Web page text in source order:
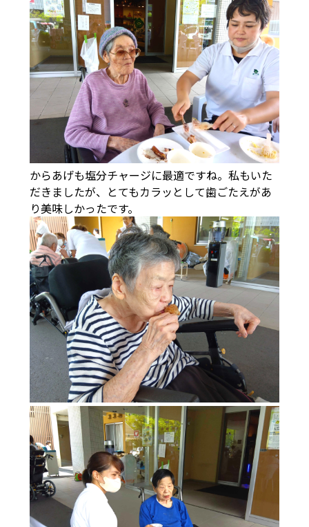
からあげも塩分チャージに最適ですね。私もいた
だきましたが、とてもカラッとして歯ごたえがあ
り美味しかったです。